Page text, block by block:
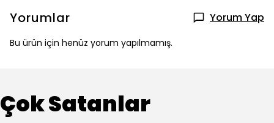
Yorumlar Yorum Yap
Bu ürün için henüz yorum yapılmamış.
Çok Satanlar